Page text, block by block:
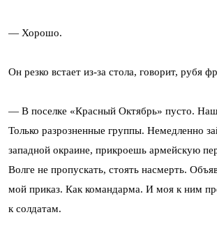
— Хорошо.
Он резко встает из-за стола, говорит, рубя
— В поселке «Красный Октябрь» пусто.
Только разрозненные группы. Немедленно
западной окраине, прикроешь армейскую
Волге не пропускать, стоять насмерть.
мой приказ. Как командарма. И моя к ним
к солдатам.